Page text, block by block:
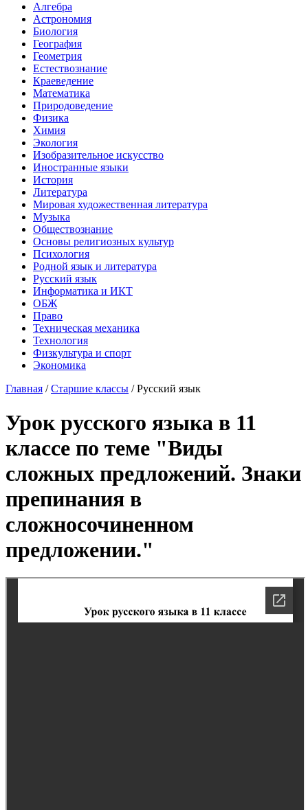
Алгебра
Астрономия
Биология
География
Геометрия
Естествознание
Краеведение
Математика
Природоведение
Физика
Химия
Экология
Изобразительное искусство
Иностранные языки
История
Литература
Мировая художественная литература
Музыка
Обществознание
Основы религиозных культур
Психология
Родной язык и литература
Русский язык
Информатика и ИКТ
ОБЖ
Право
Техническая механика
Технология
Физкультура и спорт
Экономика
Главная /Старшие классы /Русский язык
Урок русского языка в 11
классе по теме "Виды
сложных предложений. Знаки
препинания в
сложносочиненном
предложении."